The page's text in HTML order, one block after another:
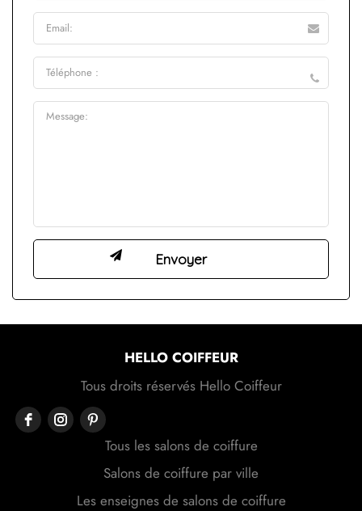
HELLO COIFFEUR
Tous droits réservés Hello Coiffeur
Tous les salons de coiffure
Salons de coiffure par ville
Les enseignes de salons de coiffure